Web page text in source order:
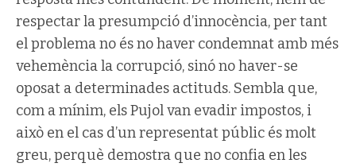
respectar la presumpció d’innocència, per tant
el problema no és no haver condemnat amb més
vehemència la corrupció, sinó no haver-se
oposat a determinades actituds. Sembla que,
com a mínim, els Pujol van evadir impostos, i
això en el cas d’un representat públic és molt
greu, perquè demostra que no confia en les